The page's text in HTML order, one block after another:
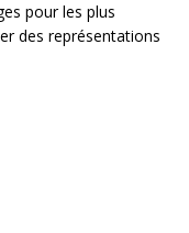
pour les plus
des représentations